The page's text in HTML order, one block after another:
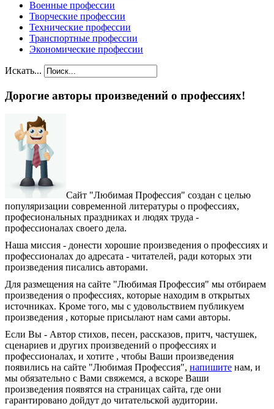
Военные профессии
Творческие профессии
Технические профессии
Транспортные профессии
Экономические профессии
Искать...
Дорогие авторы произведений о профессиях!
Сайт "Любимая Профессия" создан c целью
популяризации современной литературы о профессиях,
професиональных праздниках и людях труда -
профессионалах своего дела.
Наша миссия - донести хорошие произведения о профессиях и
профессионалах до адресата - читателей, ради которых эти
произведения писались авторами.
Для размещения на сайте "Любимая Профессия" мы отбираем
произведения о профессиях, которые находим в открытых
источниках. Кроме того, мы с удовольствием публикуем
произведения , которые присылают нам сами авторы.
Если Вы - Автор стихов, песен, рассказов, притч, частушек,
сценариев и других произведений о профессиях и
профессионалах, и хотите , чтобы Ваши произведения
появились на сайте "Любимая Профессия", напишите нам, и
мы обязательно с Вами свяжемся, а вскоре Ваши
произведения появятся на страницах сайта, где они
гарантировано дойдут до читательской аудитории.